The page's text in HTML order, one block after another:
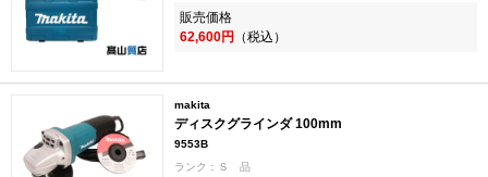
販売価格
62,600円 （税込）
makita
ディスクグラインダ 100mm
9553B
ランク：Ｓ 品